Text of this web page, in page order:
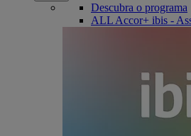
Descubra o programa
ALL Accor+ ibis -